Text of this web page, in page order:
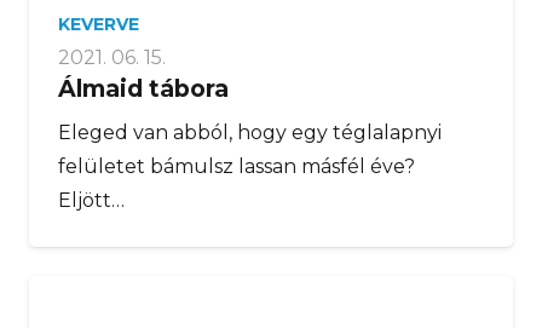
KEVERVE
2021. 06. 15.
Álmaid tábora
Eleged van abból, hogy egy téglalapnyi
felületet bámulsz lassan másfél éve?
Eljött…